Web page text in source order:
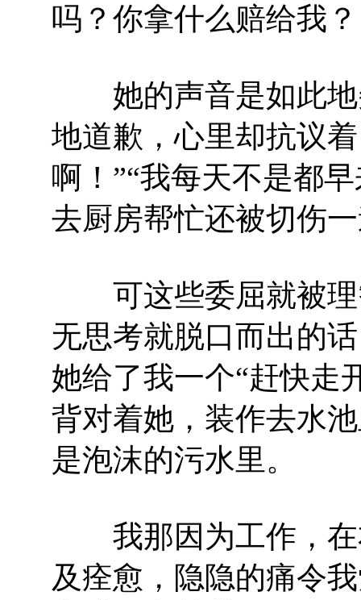
吗？你拿什么赔给我
她的声音是如此地
地道歉，心里却抗议
啊！”“我每天不是都
去厨房帮忙还被切伤
可这些委屈就被理
无思考就脱口而出的
她给了我一个“赶快走
背对着她，装作去水
是泡沫的污水里。
我那因为工作，在
及痊愈，隐隐的痛令